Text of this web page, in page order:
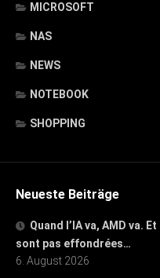
MICROSOFT
NAS
NEWS
NOTEBOOK
SHOPPING
Neueste Beiträge
Quand l’IA va, AMD va.
sont pas effondrées…
6. August 2026